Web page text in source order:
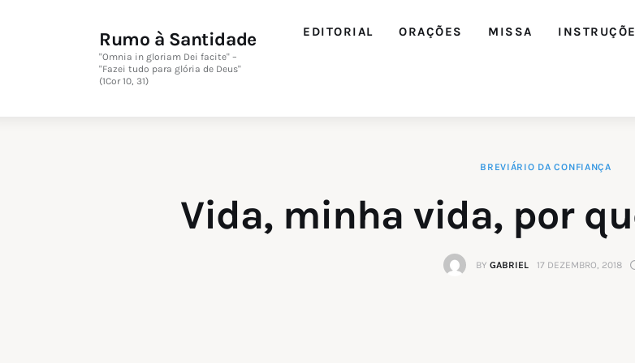
Rumo à Santidade
"Omnia in gloriam Dei facite" –
"Fazei tudo para glória de Deus"
(1Cor 10, 31)
EDITORIAL ORAÇÕES MISSA
BREVIÁRIO DA CONFIANÇA
Vida, minha vida, por
BY GABRIEL 17 DEZEMBRO, 2018